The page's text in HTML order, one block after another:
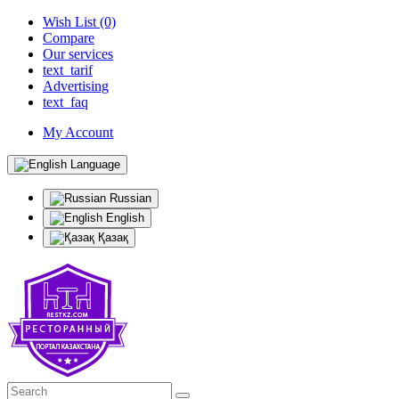
Wish List (0)
Compare
Our services
text_tarif
Advertising
text_faq
My Account
Language
Russian
English
Қазақ